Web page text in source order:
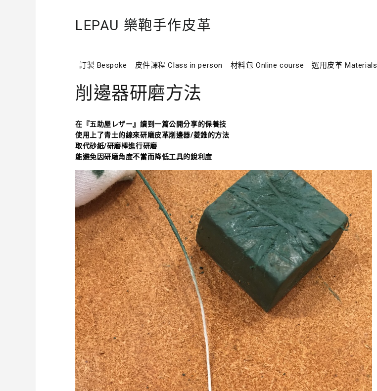
LEPAU 樂鞄手作皮革
訂製 Bespoke 皮件課程 Class in person 材料包 Online course 選用皮革 Materials
削邊器研磨方法
在『五助屋レザー』讀到一篇公開分享的保養技
使用上了青土的線來研磨皮革削邊器/菱錐的方法
取代砂紙/研磨棒進行研磨
能避免因研磨角度不當而降低工具的銳利度